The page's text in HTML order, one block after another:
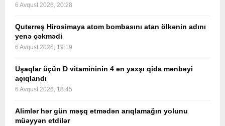
6 Avqust 2026, 20:28
Quterreş Hirosimaya atom bombasını atan ölkənin adını
yenə çəkmədi
6 Avqust 2026, 19:19
Uşaqlar üçün D vitamininin 4 ən yaxşı qida mənbəyi
açıqlandı
6 Avqust 2026, 18:45
Alimlər hər gün məşq etmədən arıqlamağın yolunu
müəyyən etdilər